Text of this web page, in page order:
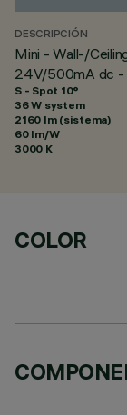
DESCRIPCIÓN
Mini - Wall-/
24V/500mA dc -
S - Spot 10°
36 W system
2160 lm (sistema)
60 lm/W
3000 K
COLOR